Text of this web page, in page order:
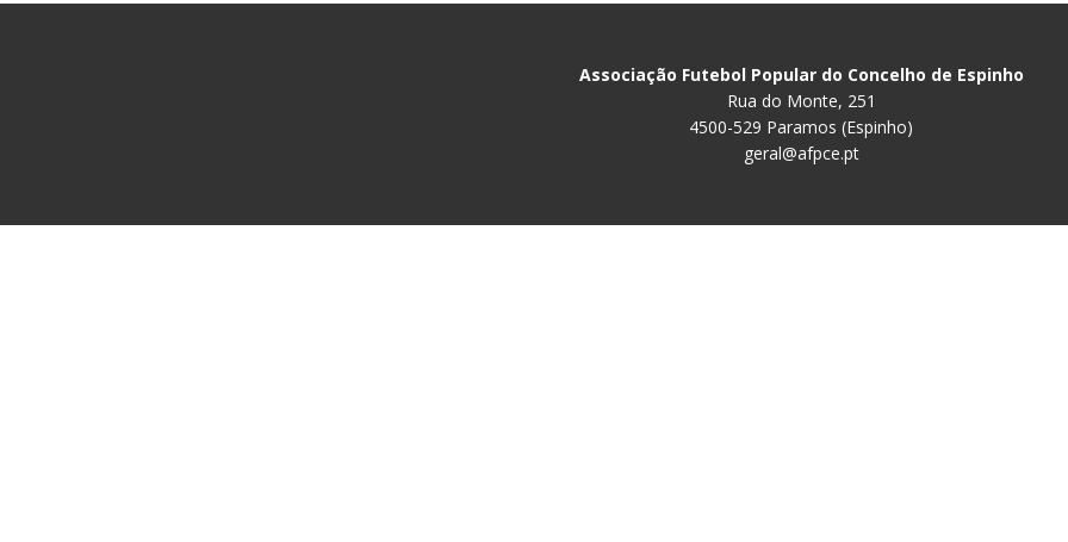
Associação Futebol Popular do Concelho de Espinho
Rua do Monte, 251
4500-529 Paramos (Espinho)
geral@afpce.pt